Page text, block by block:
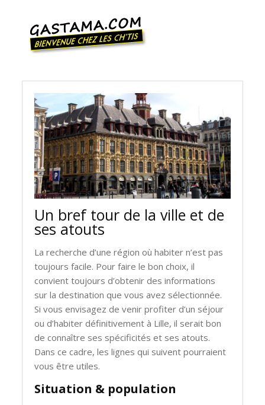
Un bref tour de la ville et de
ses atouts
La recherche d’une région où habiter n’est pas
toujours facile. Pour faire le bon choix, il
convient toujours d’obtenir des informations
sur la destination que vous avez sélectionnée.
Si vous envisagez de venir profiter d’un séjour
ou d’habiter définitivement à Lille, il serait bon
de connaître ses spécificités et ses atouts.
Dans ce cadre, les lignes qui suivent pourraient
vous être utiles.
Situation & population